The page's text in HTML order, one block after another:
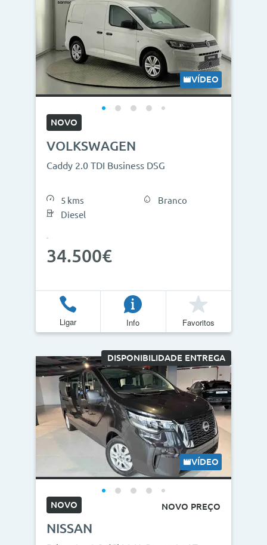
VÍDEO
NOVO
VOLKSWAGEN
Caddy 2.0 TDI Business DSG
5 kms
Diesel
Branco
34.500€
Ligar Info Favoritos
DISPONIBILIDADE ENTREGA
VÍDEO
NOVO NOVO PREÇO
NISSAN